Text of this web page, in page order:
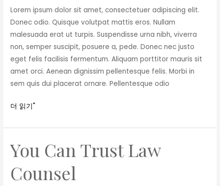
Lorem ipsum dolor sit amet, consectetuer adipiscing elit.
Donec odio. Quisque volutpat mattis eros. Nullam
malesuada erat ut turpis. Suspendisse urna nibh, viverra
non, semper suscipit, posuere a, pede. Donec nec justo
eget felis facilisis fermentum. Aliquam porttitor mauris sit
amet orci. Aenean dignissim pellentesque felis. Morbi in
sem quis dui placerat ornare. Pellentesque odio
더 읽기"
You Can Trust Law
Counsel
You
Can
Trust
Law